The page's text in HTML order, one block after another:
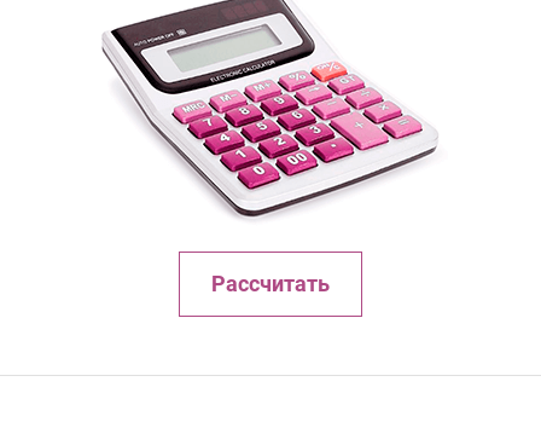
Рассчитать